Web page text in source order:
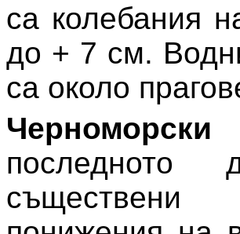
са колебания
до + 7 см.
са около
съществени